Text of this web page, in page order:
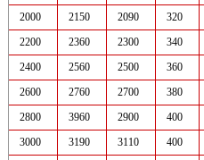
2000
2150 2090 320
2200
2360 2300 340
2400
2560 2500 360
2600
2760 2700 380
2800
3960 2900 400
3000
3190 3110 400